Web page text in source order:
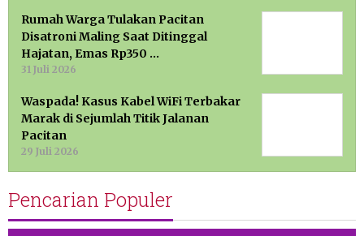
Rumah Warga Tulakan Pacitan
Disatroni Maling Saat Ditinggal
Hajatan, Emas Rp350 …
31 Juli 2026
Waspada! Kasus Kabel WiFi Terbakar
Marak di Sejumlah Titik Jalanan
Pacitan
29 Juli 2026
Pencarian Populer